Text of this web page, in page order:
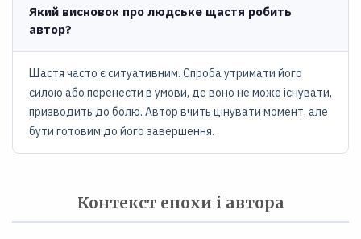
Який висновок про людське щастя робить
автор?
Щастя часто є ситуативним. Спроба утримати його
силою або перенести в умови, де воно не може існувати,
призводить до болю. Автор вчить цінувати момент, але
бути готовим до його завершення.
Контекст епохи і автора